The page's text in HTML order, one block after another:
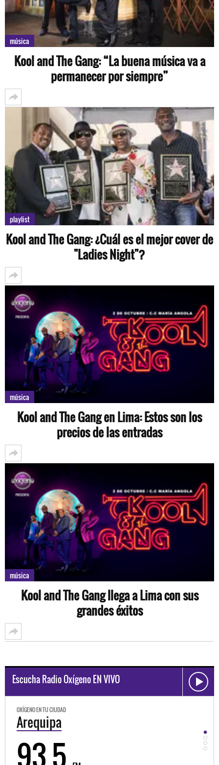
música
Kool and The Gang: “La buena música va a
permanecer por siempre”
playlist
Kool and The Gang: ¿Cuál es el mejor cover de
"Ladies Night"?
música
Kool and The Gang en Lima: Estos son los
precios de las entradas
música
Kool and The Gang llega a Lima con sus
grandes éxitos
Escucha Radio Oxígeno EN VIVO
OXÍGENO EN TU CIUDAD
Trujillo
98.3